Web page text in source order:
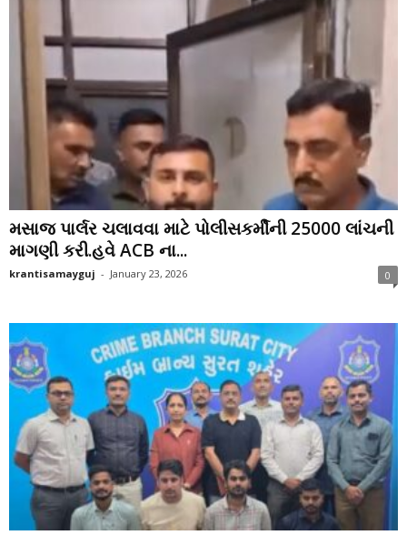
મસાજ પાર્લર ચલાવવા માટે પોલીસકર્મીની 25000 લાંચની
માગણી કરી.હવે ACB ના...
krantisamayguj - January 23, 2026 0